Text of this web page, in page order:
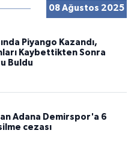
08 Ağustos 2025
Piyango Kazandı,
Kaybettikten Sonra
Buldu
Adana Demirspor'a 6
cezası